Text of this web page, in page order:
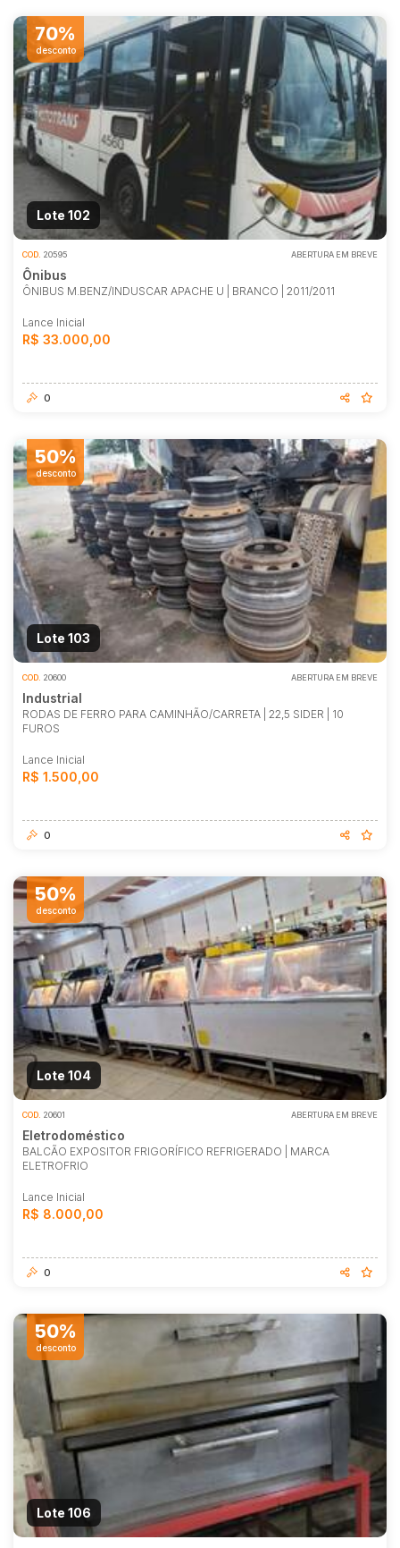
70%
desconto
Lote 102
COD. 20595 ABERTURA EM BREVE
Ônibus
ÔNIBUS M.BENZ/INDUSCAR APACHE U | BRANCO | 2011/2011
Lance Inicial
R$ 33.000,00
0
50%
desconto
Lote 103
COD. 20600 ABERTURA EM BREVE
Industrial
RODAS DE FERRO PARA CAMINHÃO/CARRETA | 22,5 SIDER | 10
FUROS
Lance Inicial
R$ 1.500,00
0
50%
desconto
Lote 104
COD. 20601 ABERTURA EM BREVE
Eletrodoméstico
BALCÃO EXPOSITOR FRIGORÍFICO REFRIGERADO | MARCA
ELETROFRIO
Lance Inicial
R$ 8.000,00
0
50%
desconto
Lote 106